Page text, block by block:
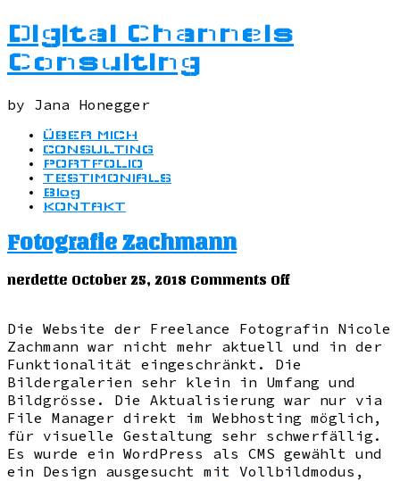
Digital Channels
Consulting
by Jana Honegger
ÜBER MICH
CONSULTING
PORTFOLIO
TESTIMONIALS
Blog
KONTAKT
Fotografie Zachmann
nerdette October 25, 2018 Comments Offon
Die Website der Freelance Fotografin Nicole
Zachmann war nicht mehr aktuell und in der
Funktionalität eingeschränkt. Die
Bildergalerien sehr klein in Umfang und
Bildgrösse. Die Aktualisierung war nur via
File Manager direkt im Webhosting möglich,
für visuelle Gestaltung sehr schwerfällig.
Es wurde ein WordPress als CMS gewählt und
ein Design ausgesucht mit Vollbildmodus,